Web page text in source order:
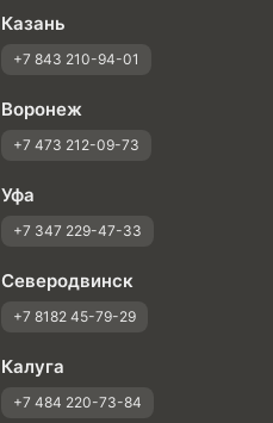
Казань
+7 843 210-94-01
Воронеж
+7 473 212-09-73
Уфа
+7 347 229-47-33
Северодвинск
+7 8182 45-79-29
Калуга
+7 484 220-73-84